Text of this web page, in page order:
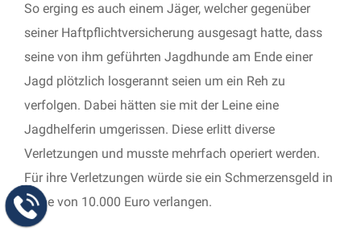
So erging es auch einem Jäger, welcher gegenüber
seiner Haftpflichtversicherung ausgesagt hatte, dass
seine von ihm geführten Jagdhunde am Ende einer
Jagd plötzlich losgerannt seien um ein Reh zu
verfolgen. Dabei hätten sie mit der Leine eine
Jagdhelferin umgerissen. Diese erlitt diverse
Verletzungen und musste mehrfach operiert werden.
Für ihre Verletzungen würde sie ein Schmerzensgeld in
Höhe von 10.000 Euro verlangen.